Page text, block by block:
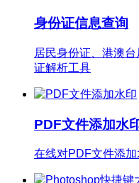
身份证信息查询
居民身份证、港澳
证解析工具
PDF文件添加水
在线对PDF文件添加